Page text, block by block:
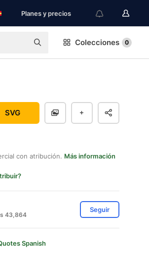
Planes y precios
Colecciones 0
SVG
con atribución. Más información
43,864
Seguir
Spanish